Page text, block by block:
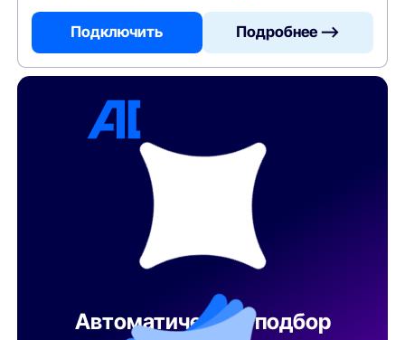
Подключить Подробнее —>
Автоматический подбор